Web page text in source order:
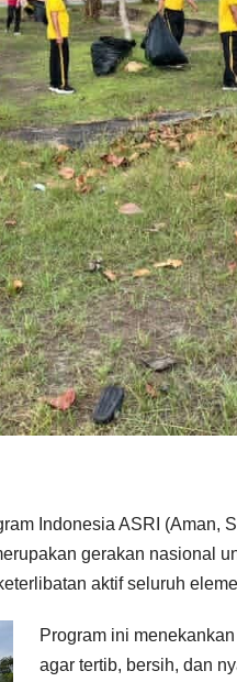
Indonesia ASRI (Aman,
gerakan nasional
aktif seluruh
Program ini
agar tertib, bersih, dan